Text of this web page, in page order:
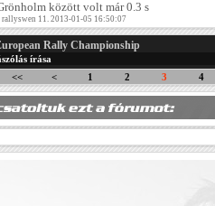
között volt már 0.3 s
11. 2013-01-05 16:50:07
Rally Championship
írása
<< < 1 2 3 4